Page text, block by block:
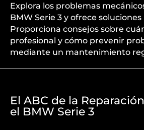
Explora los problemas
BMW Serie 3 y ofrece
Proporciona consejos sobre
profesional y cómo prevenir
mediante un mantenimiento
El ABC de la
el BMW Serie 3